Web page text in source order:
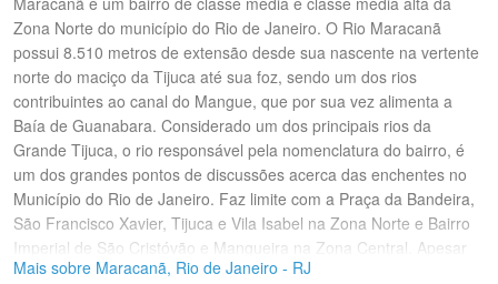
Zona Norte do município do Rio de Janeiro. O Rio Maracanã
possui 8.510 metros de extensão desde sua nascente na vertente
norte do maciço da Tijuca até sua foz, sendo um dos rios
contribuintes ao canal do Mangue, que por sua vez alimenta a
Baía de Guanabara. Considerado um dos principais rios da
Grande Tijuca, o rio responsável pela nomenclatura do bairro, é
um dos grandes pontos de discussões acerca das enchentes no
Município do Rio de Janeiro. Faz limite com a Praça da Bandeira,
São Francisco Xavier, Tijuca e Vila Isabel na Zona Norte e Bairro
Imperial de São Cristóvão e Mangueira na Zona Central. Apesar
de ser vizinho à Mangueira, esta não se localiza dentro dos limites
Mais sobre Maracanã, Rio de Janeiro - RJ